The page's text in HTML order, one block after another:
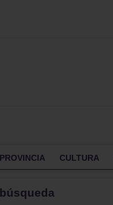
PROVINCIA CULTURA